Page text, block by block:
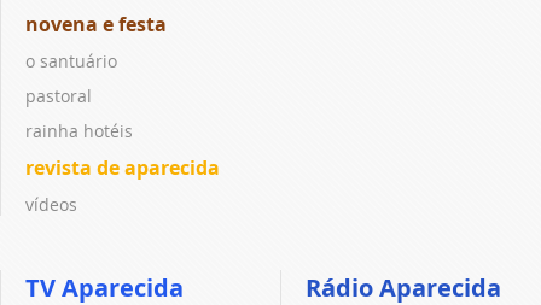
novena e festa
o santuário
pastoral
rainha hotéis
revista de aparecida
vídeos
TV Aparecida Rádio Aparecida